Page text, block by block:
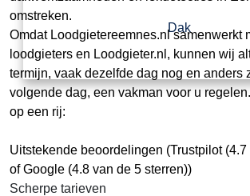
Dak
omstreken.
Omdat Loodgietereemnes.nl samenwerkt
loodgieters en Loodgieter.nl, kunnen wij
termijn, vaak dezelfde dag nog en anders
volgende dag, een vakman voor u
op een rij:
Uitstekende beoordelingen (Trustpilot
of Google (4.8 van de 5 sterren))
Scherpe tarieven